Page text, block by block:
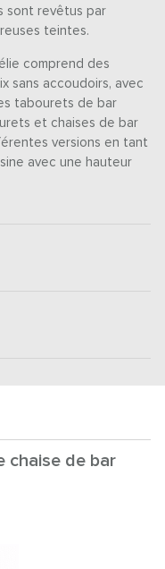
sont revêtus par
teintes.
comprend des
sans accoudoirs, avec
tabourets de bar
et chaises de bar
versions en tant
avec une hauteur
chaise de bar